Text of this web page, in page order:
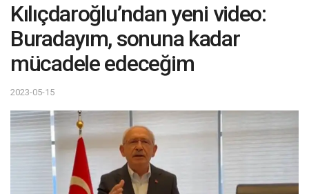
Kılıçdaroğlu’ndan yeni video:
Buradayım, sonuna kadar
mücadele edeceğim
2023-05-15